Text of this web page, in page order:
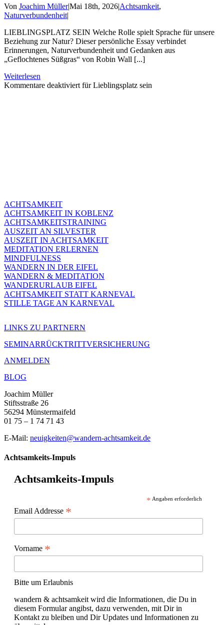
Von Joachim Müller|Mai 18th, 2026|Achtsamkeit,
Naturverbundenheit|
LIEBLINGSPLATZ SEIN Welche Rolle spielt Sprache für unsere
Beziehung zur Natur? Dieser persönliche Essay verbindet
Erinnerungen, Naturverbundenheit und Gedanken aus
„Geflochtenes Süßgras“ von Robin Wall [...]
Weiterlesen
Kommentare deaktiviert für Lieblingsplatz sein
ACHTSAMKEIT
ACHTSAMKEIT IN KOBLENZ
ACHTSAMKEITSTRAINING
AUSZEIT AN SILVESTER
AUSZEIT IN ACHTSAMKEIT
MEDITATION ERLERNEN
MINDFULNESS
WANDERN IN DER EIFEL
WANDERN & MEDITATION
WANDERURLAUB EIFEL
ACHTSAMKEIT STATT KARNEVAL
STILLE TAGE AN KARNEVAL
LINKS ZU PARTNERN
SEMINARRÜCKTRITTVERSICHERUNG
ANMELDEN
BLOG
Joachim Müller
Stiftsstraße 26
56294 Münstermaifeld
01 75 – 1 74 71 43
E-Mail: neuigkeiten@wandern-achtsamkeit.de
Achtsamkeits-Impuls
Achtsamkeits-Impuls
* Angaben erforderlich
Email Addresse *
Vorname *
Bitte um Erlaubnis
wandern & achtsamkeit wird die Informationen, die Du in
diesem Formular angibst, dazu verwenden, mit Dir in
Kontakt zu bleiben und Dir Updates und Informationen zu